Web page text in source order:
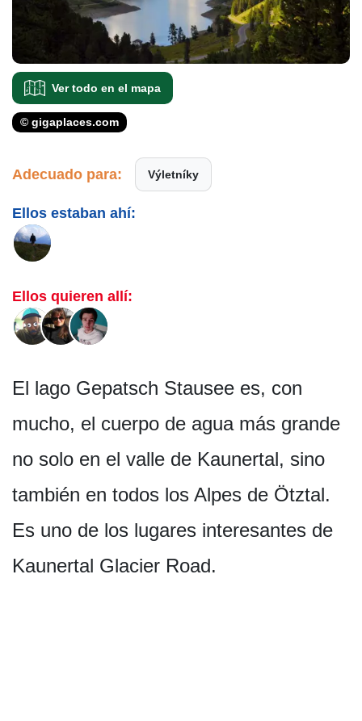
Ver todo en el mapa
© gigaplaces.com
Adecuado para: Výletníky
Ellos estaban ahí:
Ellos quieren allí:
El lago Gepatsch Stausee es, con
mucho, el cuerpo de agua más grande
no solo en el valle de Kaunertal, sino
también en todos los Alpes de Ötztal.
Es uno de los lugares interesantes de
Kaunertal Glacier Road.